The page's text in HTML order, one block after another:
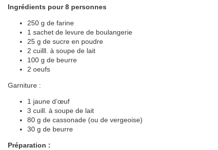
Ingrédients pour 8 personnes
250 g de farine
1 sachet de levure de boulangerie
25 g de sucre en poudre
2 cuilll. à soupe de lait
100 g de beurre
2 oeufs
Garniture :
1 jaune d’œuf
3 cuill. à soupe de lait
80 g de cassonade (ou de vergeoise)
30 g de beurre
Préparation :